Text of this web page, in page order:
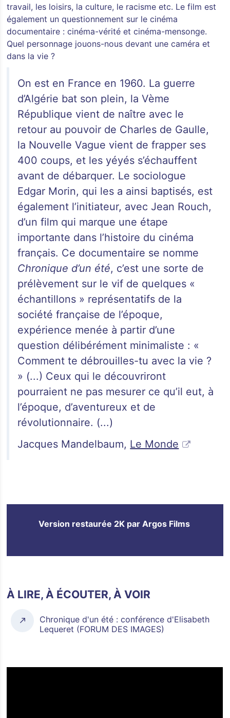
travail, les loisirs, la culture, le racisme etc. Le film est
également un questionnement sur le cinéma
documentaire : cinéma-vérité et cinéma-mensonge.
Quel personnage jouons-nous devant une caméra et
dans la vie ?
On est en France en 1960. La guerre
d’Algérie bat son plein, la Vème
République vient de naître avec le
retour au pouvoir de Charles de Gaulle,
la Nouvelle Vague vient de frapper ses
400 coups, et les yéyés s’échauffent
avant de débarquer. Le sociologue
Edgar Morin, qui les a ainsi baptisés, est
également l’initiateur, avec Jean Rouch,
d’un film qui marque une étape
importante dans l’histoire du cinéma
français. Ce documentaire se nomme
Chronique d’un été, c’est une sorte de
prélèvement sur le vif de quelques «
échantillons » représentatifs de la
société française de l’époque,
expérience menée à partir d’une
question délibérément minimaliste : «
Comment te débrouilles-tu avec la vie ?
» (...) Ceux qui le découvriront
pourraient ne pas mesurer ce qu’il eut, à
l’époque, d’aventureux et de
révolutionnaire. (...)
Jacques Mandelbaum, Le Monde
Version restaurée 2K par Argos Films
À LIRE, À ÉCOUTER, À VOIR
Chronique d'un été : conférence d'Elisabeth
Lequeret (FORUM DES IMAGES)